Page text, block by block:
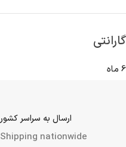
گارانتی
6 ماه
ارسال به سراسر کشور
Shipping nationwide